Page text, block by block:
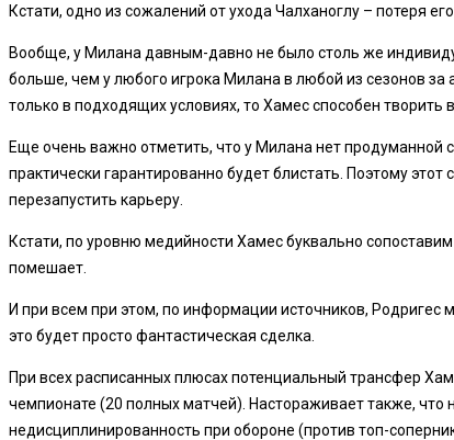
Кстати, одно из сожалений от ухода Чалханоглу – потеря
Вообще, у Милана давным-давно не было столь же
больше, чем у любого игрока Милана в любой из сезонов за
только в подходящих условиях, то Хамес способен творить
Еще очень важно отметить, что у Милана нет продуманной
практически гарантированно будет блистать. Поэтому
перезапустить карьеру.
Кстати, по уровню медийности Хамес буквально
помешает.
И при всем при этом, по информации источников, Родригес
это будет просто фантастическая сделка.
При всех расписанных плюсах потенциальный трансфер
чемпионате (20 полных матчей). Настораживает также,
недисциплинированность при обороне (против топ-